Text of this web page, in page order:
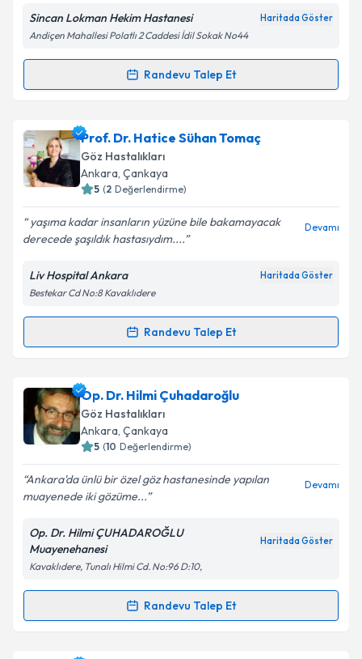
Kişisel verilerimin işlenmesine ilişkin
Metni'ni okudum ve kişisel verilerimin belirtilen
Takvim Talebini Gönder
Sincan Lokman Hekim Hastanesi Haritada Göster
Andiçen Mahallesi Polatlı 2 Caddesi İdil Sokak No44
Randevu Talep Et
Randevu Takvimi Talebi
Op. Dr. Özcan Ulaş Açıkgöziçin randevu takvimi
talebi oluşturun. Size bu uzmandan randevu almanız
için bir takvim hazırlandığında e-posta ile
bilgilendireceğiz.
E-posta Adresiniz
Kişisel verilerimin işlenmesine ilişkin
Metni'ni okudum ve kişisel verilerimin belirtilen
kapsamda işlenmesini kabul ediyorum.
Prof. Dr. Hatice Sühan Tomaç
Göz Hastalıkları
Ankara, Çankaya
5 (2 Değerlendirme)
yaşıma kadar insanların yüzüne bile bakamayacak
derecede şaşıldık hastasıydım....
Devamı
Liv Hospital Ankara Haritada Göster
Bestekar Cd No:8 Kavaklıdere
Randevu Talep Et
Randevu Takvimi Talebi
Prof. Dr. Hatice Sühan Tomaçiçin randevu takvimi
talebi oluşturun. Size bu uzmandan randevu almanız
için bir takvim hazırlandığında e-posta ile
bilgilendireceğiz.
E-posta Adresiniz
Kişisel verilerimin işlenmesine ilişkin
Metni'ni okudum ve kişisel verilerimin belirtilen
kapsamda işlenmesini kabul ediyorum.
Op. Dr. Hilmi Çuhadaroğlu
Göz Hastalıkları
Ankara, Çankaya
5 (10 Değerlendirme)
Ankara'da ünlü bir özel göz hastanesinde yapılan
muayenede iki gözüme...
Devamı
Op. Dr. Hilmi ÇUHADAROĞLU
Muayenehanesi
Haritada Göster
Kavaklıdere, Tunalı Hilmi Cd. No:96 D:10,
Randevu Talep Et
Randevu Takvimi Talebi